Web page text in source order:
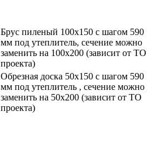
Брус пиленый 100х150 с шагом 590
мм под утеплитель, сечение можно
заменить на 100х200 (зависит от ТО
проекта)
Обрезная доска 50х150 с шагом 590
мм под утеплитель , сечение можно
заменить на 50х200 (зависит от ТО
проекта)